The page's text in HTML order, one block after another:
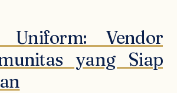
Uniform: Vendor
yang Siap